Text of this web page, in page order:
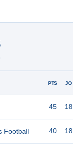
Football
PTS JO
45 18
40 18